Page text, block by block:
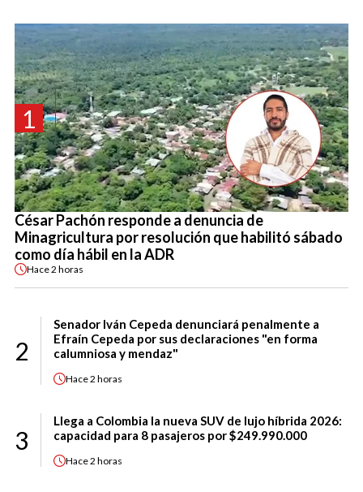
1
César Pachón responde a denuncia de
Minagricultura por resolución que habilitó sábado
como día hábil en la ADR
Hace2 horas
2
Senador Iván Cepeda denunciará penalmente a
Efraín Cepeda por sus declaraciones "en forma
calumniosa y mendaz"
Hace2 horas
3
Llega a Colombia la nueva SUV de lujo híbrida 2026:
capacidad para 8 pasajeros por $249.990.000
Hace2 horas